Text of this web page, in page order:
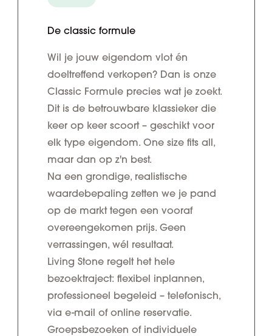
De classic formule
Wil je jouw eigendom vlot én
doeltreffend verkopen? Dan is onze
Classic Formule precies wat je zoekt.
Dit is de betrouwbare klassieker die
keer op keer scoort – geschikt voor
elk type eigendom. One size fits all,
maar dan op z'n best.
Na een grondige, realistische
waardebepaling zetten we je pand
op de markt tegen een vooraf
overeengekomen prijs. Geen
verrassingen, wél resultaat.
Living Stone regelt het hele
bezoektraject: flexibel inplannen,
professioneel begeleid – telefonisch,
via e-mail of online reservatie.
Groepsbezoeken of individuele